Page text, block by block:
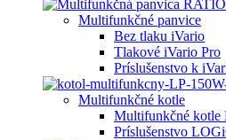
Multifunkčné panvice
Bez tlaku iVario
Tlakové iVario Pro
Príslušenstvo k
Multifunkčné kotle
Multifunkčné kotle
Príslušenstvo